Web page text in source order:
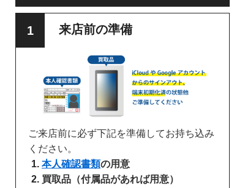
来店前の準備
ご来店前に必ず下記を準備してお持ち込み
ください。
本人確認書類の用意
買取品（付属品があれば用意）